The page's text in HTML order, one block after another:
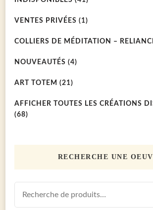
VENTES PRIVÉES (1)
COLLIERS DE MÉDITATION –
NOUVEAUTÉS (4)
ART TOTEM (21)
AFFICHER TOUTES LES CRÉATIONS
(68)
RECHERCHE UNE